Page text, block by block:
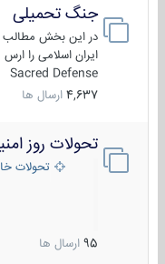
جنگ تحمیلی
در این بخش مطالب
ایران اسلامی را ارس
Sacred Defense
4,637 ارسال ها
تحولات روز
تحولات
95 ارسال ها